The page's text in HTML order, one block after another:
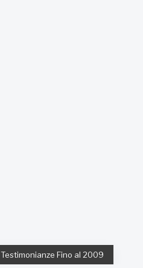
Testimonianze Fino al 2009